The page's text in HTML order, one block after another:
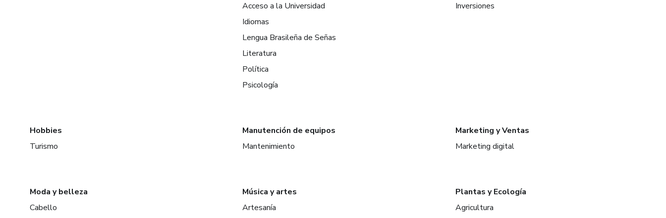
Acceso a la Universidad
Idiomas
Lengua Brasileña de Señas
Literatura
Política
Psicología
Inversiones
Hobbies
Turismo
Manutención de equipos
Mantenimiento
Marketing y Ventas
Marketing digital
Moda y belleza
Cabello
Música y artes
Artesanía
Plantas y Ecología
Agricultura